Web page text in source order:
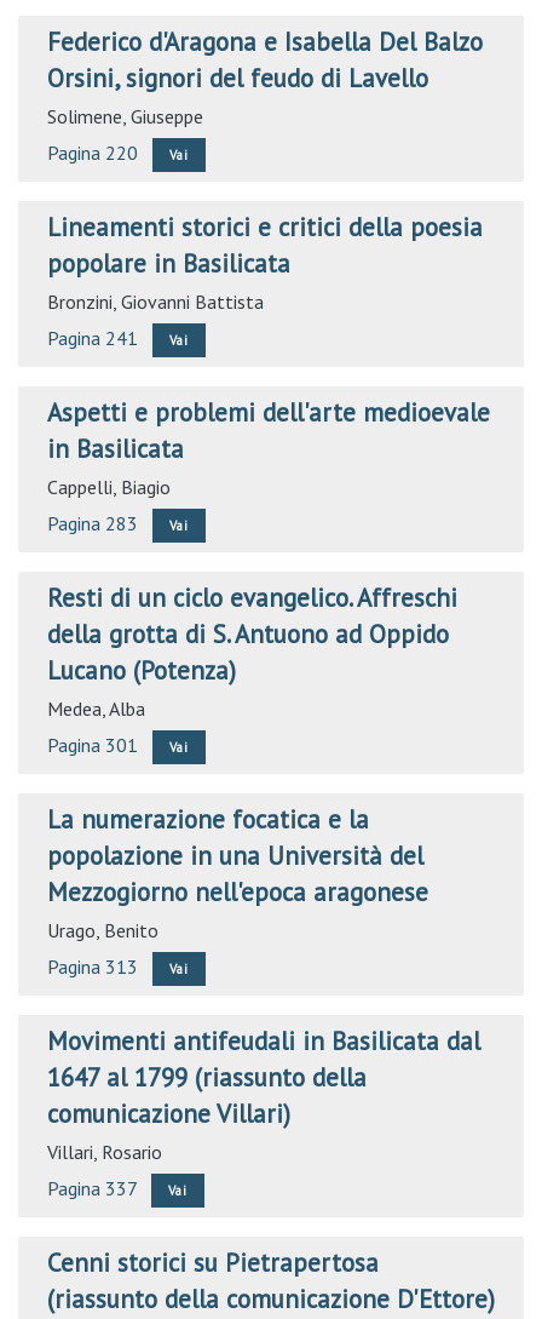
Federico d'Aragona e Isabella Del Balzo
Orsini, signori del feudo di Lavello
Solimene, Giuseppe
Pagina 220
Vai
Lineamenti storici e critici della poesia
popolare in Basilicata
Bronzini, Giovanni Battista
Pagina 241
Vai
Aspetti e problemi dell'arte medioevale
in Basilicata
Cappelli, Biagio
Pagina 283
Vai
Resti di un ciclo evangelico. Affreschi
della grotta di S. Antuono ad Oppido
Lucano (Potenza)
Medea, Alba
Pagina 301
Vai
La numerazione focatica e la
popolazione in una Università del
Mezzogiorno nell'epoca aragonese
Urago, Benito
Pagina 313
Vai
Movimenti antifeudali in Basilicata dal
1647 al 1799 (riassunto della
comunicazione Villari)
Villari, Rosario
Pagina 337
Vai
Cenni storici su Pietrapertosa
(riassunto della comunicazione D'Ettore)